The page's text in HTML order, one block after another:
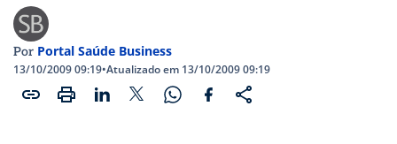
Por Portal Saúde Business
13/10/2009 09:19•Atualizado em 13/10/2009 09:19